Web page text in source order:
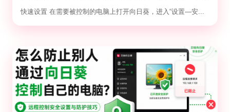
设置教程
快速设置 在需要被控制的电脑上打开向日葵，进入“设置—安...